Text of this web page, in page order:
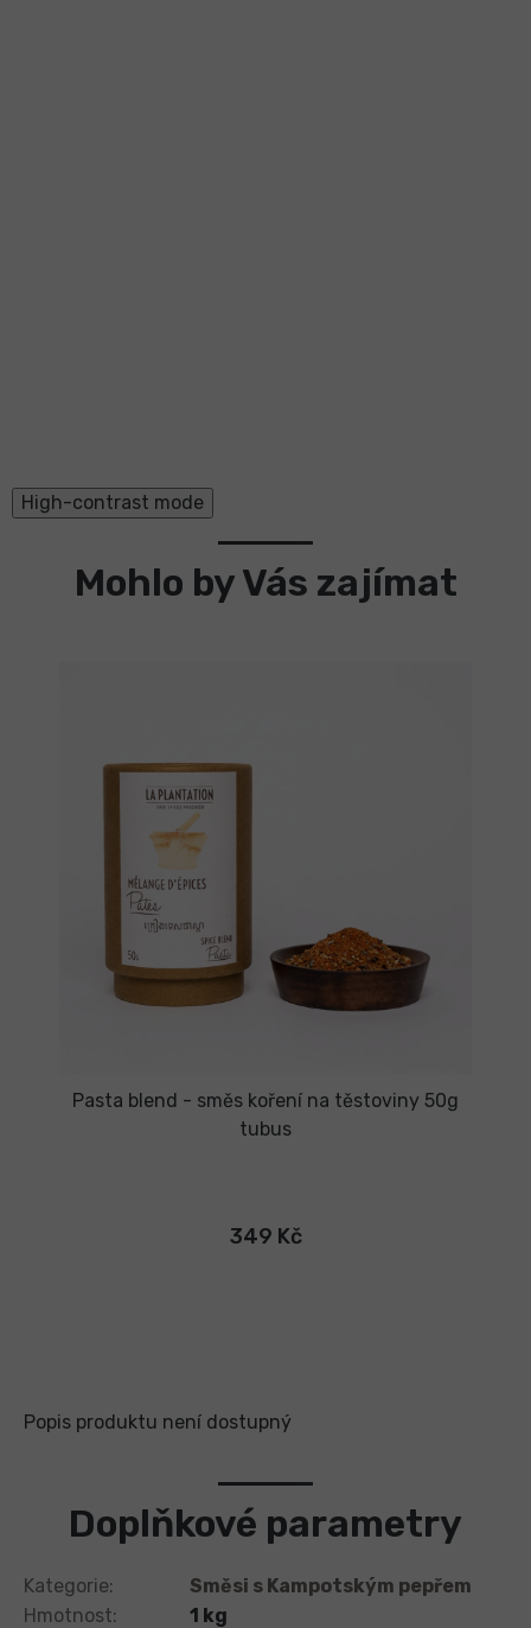
High-contrast mode
Mohlo by Vás zajímat
Pasta blend - směs koření na těstoviny 50g
tubus
349 Kč
Popis produktu není dostupný
Doplňkové parametry
Kategorie:
Směsi s Kampotským pepřem
Hmotnost:
1 kg